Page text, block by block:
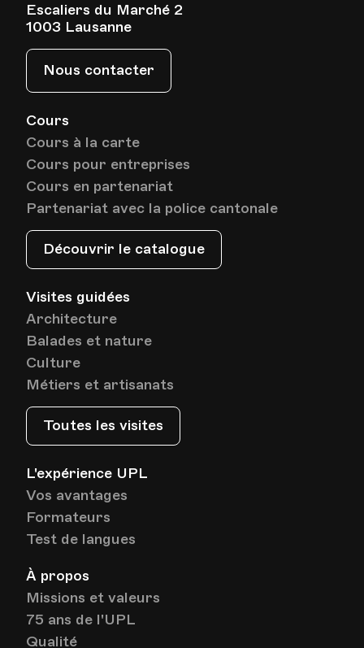
Cours
Cours à la carte
Cours pour entreprises
Cours en partenariat
Partenariat avec la police cantonale
Découvrir le catalogue
Visites guidées
Architecture
Balades et nature
Culture
Métiers et artisanats
Toutes les visites
L'expérience UPL
Vos avantages
Formateurs
Test de langues
À propos
Missions et valeurs
75 ans de l'UPL
Qualité
Escaliers du Marché 2
1003 Lausanne
Nous contacter